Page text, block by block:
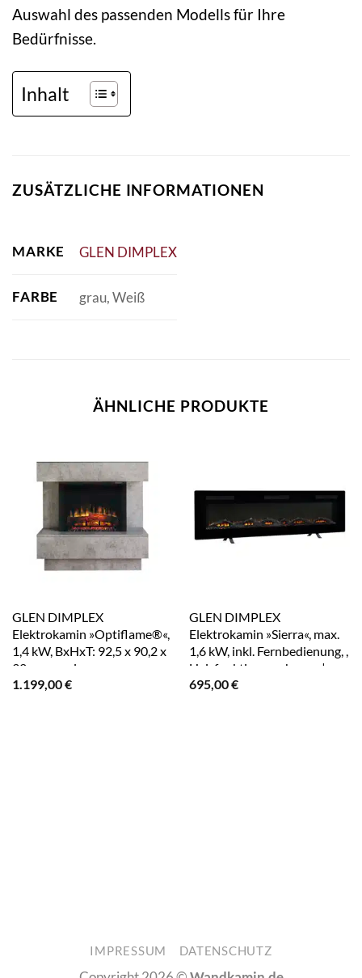
Auswahl des passenden Modells für Ihre
Bedürfnisse.
Inhalt
ZUSÄTZLICHE INFORMATIONEN
MARKE GLEN DIMPLEX
FARBE grau, Weiß
ÄHNLICHE PRODUKTE
GLEN DIMPLEX
Elektrokamin »Optiflame®«,
1,4 kW, BxHxT: 92,5 x 90,2 x
32 cm – weiss
1.199,00€
GLEN DIMPLEX
Elektrokamin »Sierra«, max.
1,6 kW, inkl. Fernbedienung, ,
Heizfunktion – schwarz |
grau
695,00€
IMPRESSUM DATENSCHUTZ